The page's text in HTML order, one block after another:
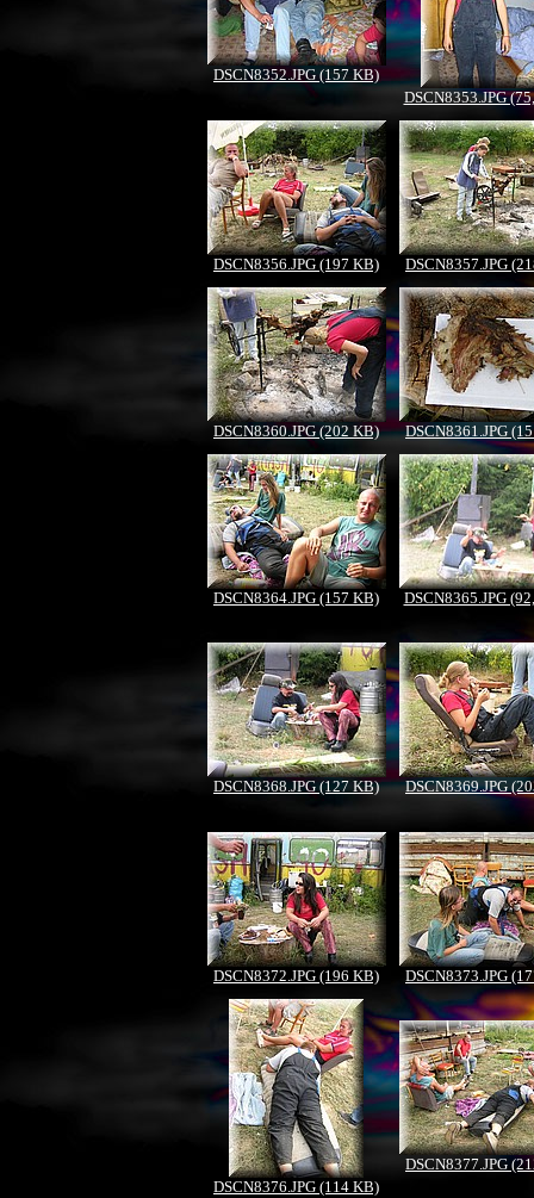
DSCN8352.JPG (157 KB)
DSCN8353.JPG
DSCN8356.JPG (197 KB) DSCN8357.JPG
DSCN8360.JPG (202 KB) DSCN8361.JPG
DSCN8364.JPG (157 KB) DSCN8365.JPG
DSCN8368.JPG (127 KB) DSCN8369.JPG
DSCN8372.JPG (196 KB) DSCN8373.JPG
DSCN8376.JPG (114 KB)
DSCN8377.JPG